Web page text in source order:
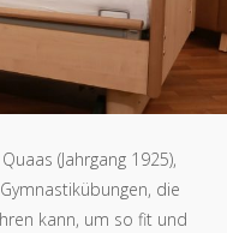
(Jahrgang 1925),
die
kann, um so fit und